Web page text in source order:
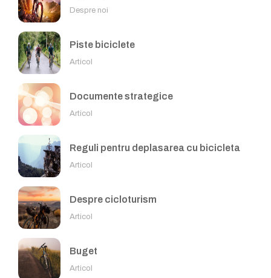
Despre noi
Piste biciclete
Articol
Documente strategice
Articol
Reguli pentru deplasarea cu bicicleta
Articol
Despre cicloturism
Articol
Buget
Articol